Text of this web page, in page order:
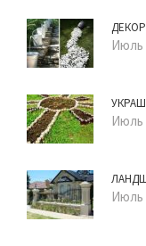
Июль
Июль
Июль